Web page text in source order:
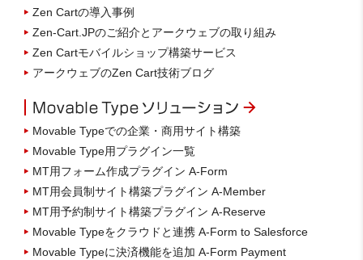
Zen Cartの導入事例
Zen-Cart.JPのご紹介とアークウェブの取り組み
Zen Cartモバイルショップ構築サービス
アークウェブのZen Cart技術ブログ
Movable Typeでの企業・商用サイト構築
Movable Type用プラグイン一覧
MT用フォーム作成プラグイン A-Form
MT用会員制サイト構築プラグイン A-Member
MT用予約制サイト構築プラグイン A-Reserve
Movable Typeをクラウドと連携 A-Form to Salesforce
Movable Typeに決済機能を追加 A-Form Payment